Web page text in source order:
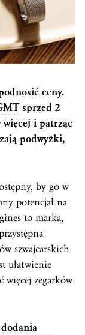
ceny.
sprzed 2
i patrząc
podwyżki,
by go w
potencjał na
to marka,
szwajcarskich
ułatwienie
zegarków